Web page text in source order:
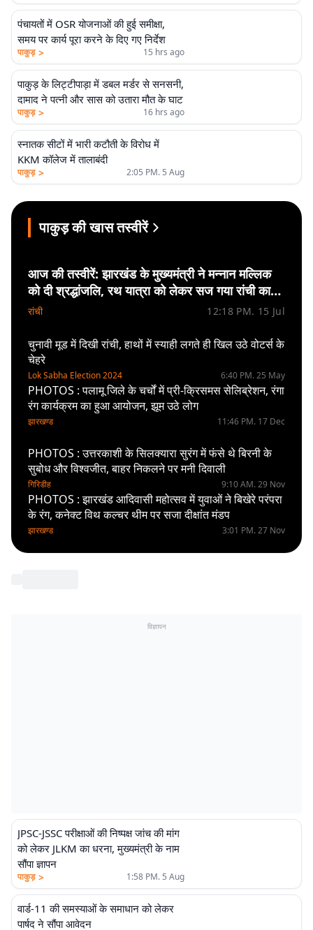
पंचायतों में OSR योजनाओं की हुई समीक्षा,
समय पर कार्य पूरा करने के दिए गए निर्देश
पाकुड़ > 15 hrs ago
पाकुड़ के लिट्टीपाड़ा में डबल मर्डर से सनसनी,
दामाद ने पत्नी और सास को उतारा मौत के घाट
पाकुड़ > 16 hrs ago
स्नातक सीटों में भारी कटौती के विरोध में
KKM कॉलेज में तालाबंदी
पाकुड़ > 2:05 PM. 5 Aug
पाकुड़ की खास तस्वीरें
आज की तस्वीरें: झारखंड के मुख्यमंत्री ने मन्नान मल्लिक
को दी श्रद्धांजलि, रथ यात्रा को लेकर सज गया रांची का
जगन्नाथ मंदिर, देखें फोटोज
रांची 12:18 PM. 15 Jul
चुनावी मूड में दिखी रांची, हाथों में स्याही लगते ही खिल उठे वोटर्स के
चेहरे
Lok Sabha Election 2024 6:40 PM. 25 May
PHOTOS : पलामू जिले के चर्चों में प्री-क्रिसमस सेलिब्रेशन, रंगा
रंग कार्यक्रम का हुआ आयोजन, झूम उठे लोग
झारखण्ड 11:46 PM. 17 Dec
PHOTOS : उत्तरकाशी के सिलक्यारा सुरंग में फंसे थे बिरनी के
सुबोध और विश्वजीत, बाहर निकलने पर मनी दिवाली
गिरिडीह 9:10 AM. 29 Nov
PHOTOS : झारखंड आदिवासी महोत्सव में युवाओं ने बिखेरे परंपरा
के रंग, कनेक्ट विथ कल्चर थीम पर सजा दीक्षांत मंडप
झारखण्ड 3:01 PM. 27 Nov
विज्ञापन
JPSC-JSSC परीक्षाओं की निष्पक्ष जांच की मांग
को लेकर JLKM का धरना, मुख्यमंत्री के नाम
सौंपा ज्ञापन
पाकुड़ > 1:58 PM. 5 Aug
वार्ड-11 की समस्याओं के समाधान को लेकर
पार्षद ने सौंपा आवेदन